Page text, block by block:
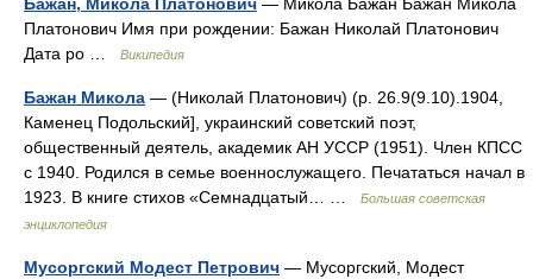
Бажан, Микола Платонович — Микола Бажан Бажан Микола
Платонович Имя при рождении: Бажан Николай Платонович
Дата ро …
Википедия
Бажан Микола — (Николай Платонович) (p. 26.9(9.10).1904,
Каменец Подольский], украинский советский поэт,
общественный деятель, академик АН УССР (1951). Член КПСС
с 1940. Родился в семье военнослужащего. Печататься начал в
1923. В книге стихов «Семнадцатый… …
Большая советская
энциклопедия
Мусоргский Модест Петрович — Мусоргский, Модест